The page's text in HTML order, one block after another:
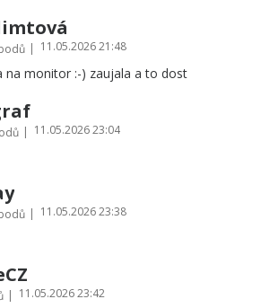
| 11.05.2026 21:48
na monitor :-) zaujala a to dost
| 11.05.2026 23:04
| 11.05.2026 23:38
| 11.05.2026 23:42